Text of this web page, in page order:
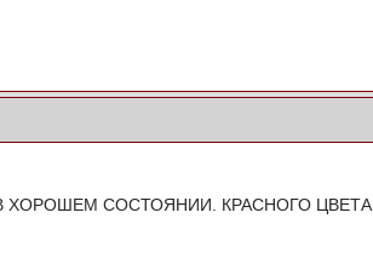
В ХОРОШЕМ СОСТОЯНИИ. КРАСНОГО ЦВЕТА.